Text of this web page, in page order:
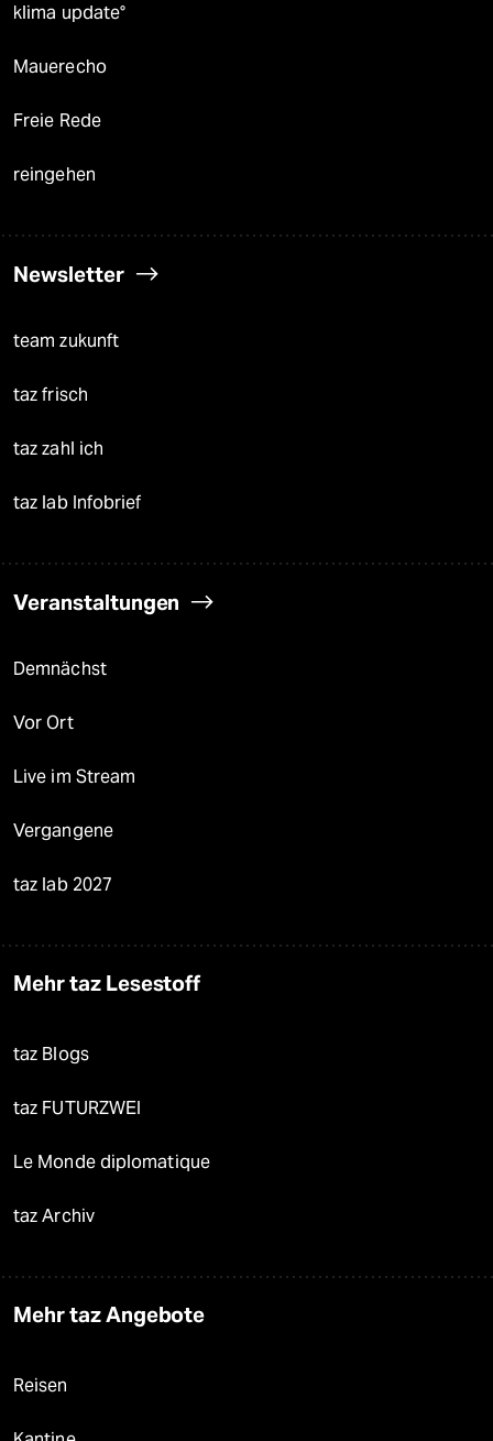
klima update°
Mauerecho
Freie Rede
reingehen
Newsletter
team zukunft
taz frisch
taz zahl ich
taz lab Infobrief
Veranstaltungen
Demnächst
Vor Ort
Live im Stream
Vergangene
taz lab 2027
Mehr taz Lesestoff
taz Blogs
taz FUTURZWEI
Le Monde diplomatique
taz Archiv
Mehr taz Angebote
Reisen